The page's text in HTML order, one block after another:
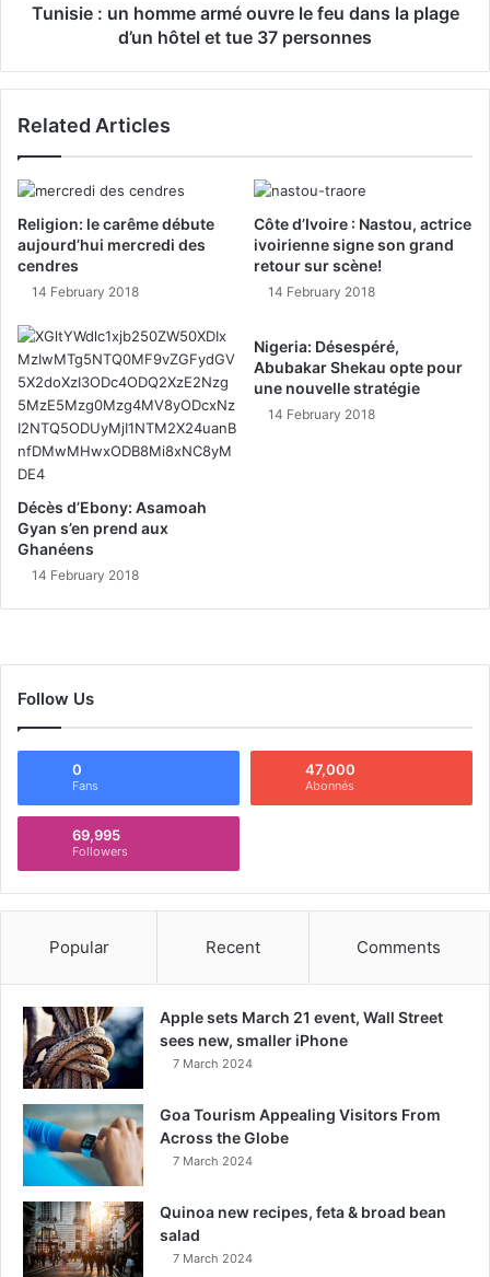
Tunisie : un homme armé ouvre le feu dans la plage
d’un hôtel et tue 37 personnes
Related Articles
Religion: le carême débute
aujourd’hui mercredi des
cendres
14 February 2018
Côte d’Ivoire : Nastou, actrice
ivoirienne signe son grand
retour sur scène!
14 February 2018
Décès d’Ebony: Asamoah
Gyan s’en prend aux
Ghanéens
14 February 2018
Nigeria: Désespéré,
Abubakar Shekau opte pour
une nouvelle stratégie
14 February 2018
Follow Us
0
Fans
47,000
Abonnés
69,995
Followers
Popular Recent Comments
Apple sets March 21 event, Wall Street
sees new, smaller iPhone
7 March 2024
Goa Tourism Appealing Visitors From
Across the Globe
7 March 2024
Quinoa new recipes, feta & broad bean
salad
7 March 2024